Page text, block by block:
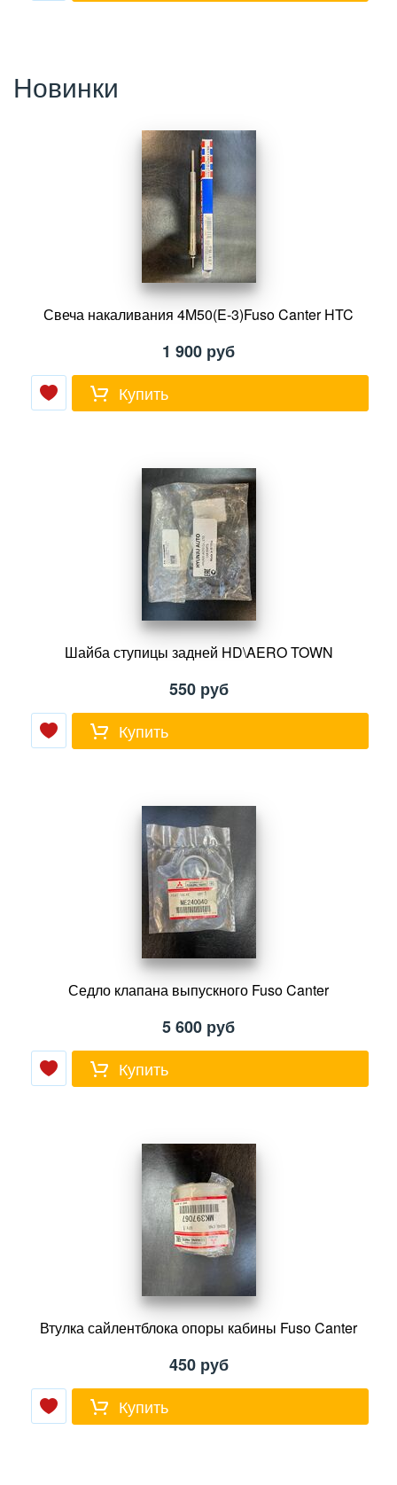
Новинки
Свеча накаливания 4M50(E-3)Fuso Canter HTC
1 900 руб
Купить
Шайба ступицы задней HD\AERO TOWN
550руб
Купить
Седло клапана выпускного Fuso Canter
5 600 руб
Купить
Втулка сайлентблока опоры кабины Fuso Canter
450руб
Купить